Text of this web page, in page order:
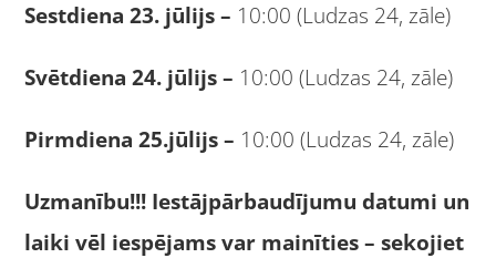
Sestdiena 23. jūlijs – 10:00 (Ludzas 24, zāle)
Svētdiena 24. jūlijs – 10:00 (Ludzas 24, zāle)
Pirmdiena 25.jūlijs – 10:00 (Ludzas 24, zāle)
Uzmanību!!! Iestājpārbaudījumu datumi un
laiki vēl iespējams var mainīties – sekojiet